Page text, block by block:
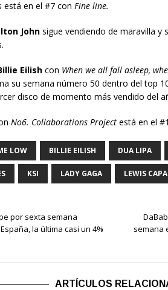
está en el #7 con Fine line.
Johnsigue vendiendo de maravilla y
Eilish con When we all fall asleep,
su semana número 50 dentro del top
disco de momento más vendido del
No6. Collaborations Project está en el
LOW BILLIE EILISH DUA LIPA
KSI LADY GAGA LEWIS
por sexta semana
la última casi un 4%
semana
ARTÍCULOS